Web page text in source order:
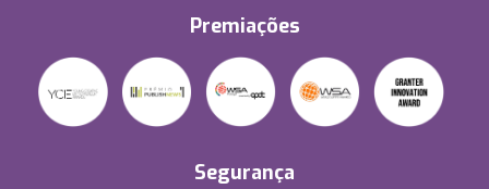
Premiações
Segurança